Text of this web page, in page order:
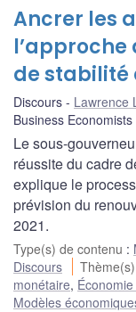
Ancrer les
de stabilité
Discours Lawrence
Business Economists
Le sous-
réussite du cadre
explique le
prévision du
2021.
Type(s) de contenu :
Discours
Thème(s)
monétaire,
Modèles